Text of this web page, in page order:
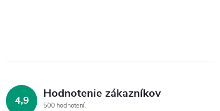
4,9 Hodnotenie zákazníkov
500 hodnotení